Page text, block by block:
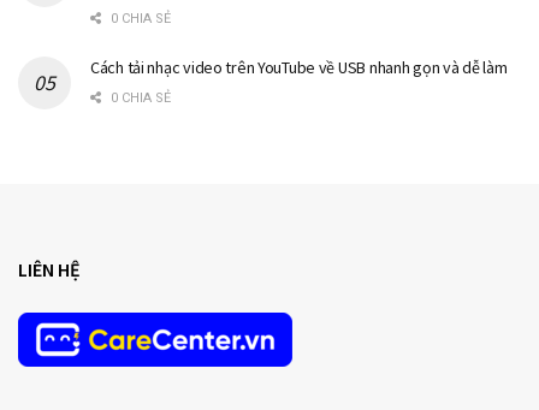
0 CHIA SẺ
Cách tải nhạc video trên YouTube về USB nhanh gọn và dễ làm
0 CHIA SẺ
LIÊN HỆ